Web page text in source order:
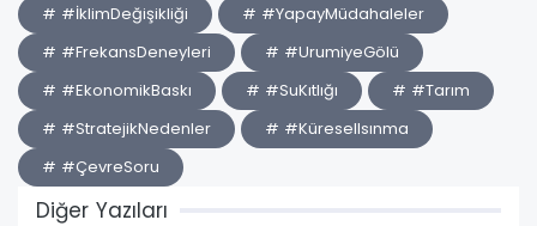
# #İklimDeğişikliği
# #YapayMüdahaleler
# #FrekansDeneyleri
# #UrumiyeGölü
# #EkonomikBaskı
# #SuKıtlığı
# #Tarım
# #StratejikNedenler
# #KüreselIsınma
# #ÇevreSoru
Diğer Yazıları